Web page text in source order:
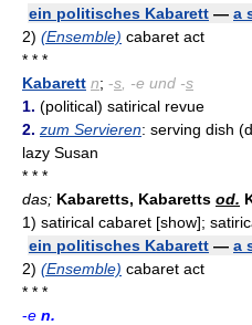
ein politisches Kabarett — a
2) (Ensemble) cabaret act
* * *
Kabarett n; -s , -e und -s
1. (political) satirical revue
2. zum Servieren: serving dish
lazy Susan
* * *
das; Kabaretts, Kabaretts od.
1) satirical cabaret [show];
ein politisches Kabarett — a
2) (Ensemble) cabaret act
* * *
-e n.